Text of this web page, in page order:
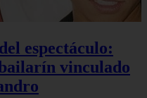
espectáculo:
vinculado